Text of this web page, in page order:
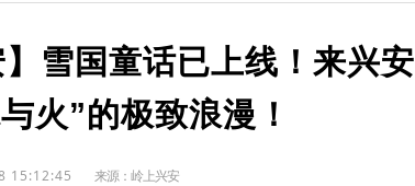
】雪国童话已上线！来兴安
火”的极致浪漫！
15:12:45 来源： 岭上兴安